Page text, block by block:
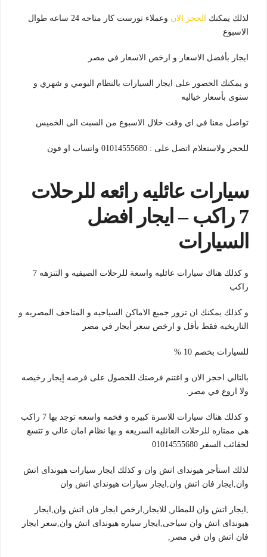
لذلك يمكنك الحجز الان
وعملاء تورست كار متاحه 24 ساعه طوال
الاسبوع
ايجار بأفضل الاسعار و ارخص الاسعار في مصر
و يمكنك الحصور على ايجار السيارات بالنظام اليومي و شهري و
سنوى بأسعار خياليه
تواصل معنا في اي وقت خلال الاسبوع من السبت الى الخميس
للحجر ولاستعلام اتصل على : 01014555680 واتساب او فون
سيارات عائليه رائعه للرحلات
7 راكب –
يجار افضل
السيارات
و كذلك هناك سيارات عائليه واسعة للرحلات الصيفيه و التنزهه 7
راكب
و كذلك يمكنك ان تزور جميع الاماكن السياحيه و المتاحف المصريه و
التاريخيه فقط بأقل و ارخص سعر أيجار في مصر
للسيارات بخصم 10 %
بالتالي احجز الان و اغتنم فرصتك للحصول على فرصه إيجار رخيصه
ولا اروع في مصر.
و كذلك هناك سيارات للاسرة كبيره و فخمه واسعه توجد بها 7 راكب
هي ممتازه للرحلات العائليه السريعه و بها نظام امان عالي و تتسع
لحقائب السفر 01014555680
لذلك استأجر هيونداى اتش وان و كذلك ايجار سيارات هيونداى اتش
وان,ايجار فان اتش وان,ايجار سيارات هيونداي اتش وان
,ايجار اتش وان للمطار, للايجار,ارخص ايجار فان اتش وان,ايجار
هيونداى اتش وان سياحى,ايجار سياره هيونداى اتش وان,سعر ايجار
فان اتش وان في مصر,